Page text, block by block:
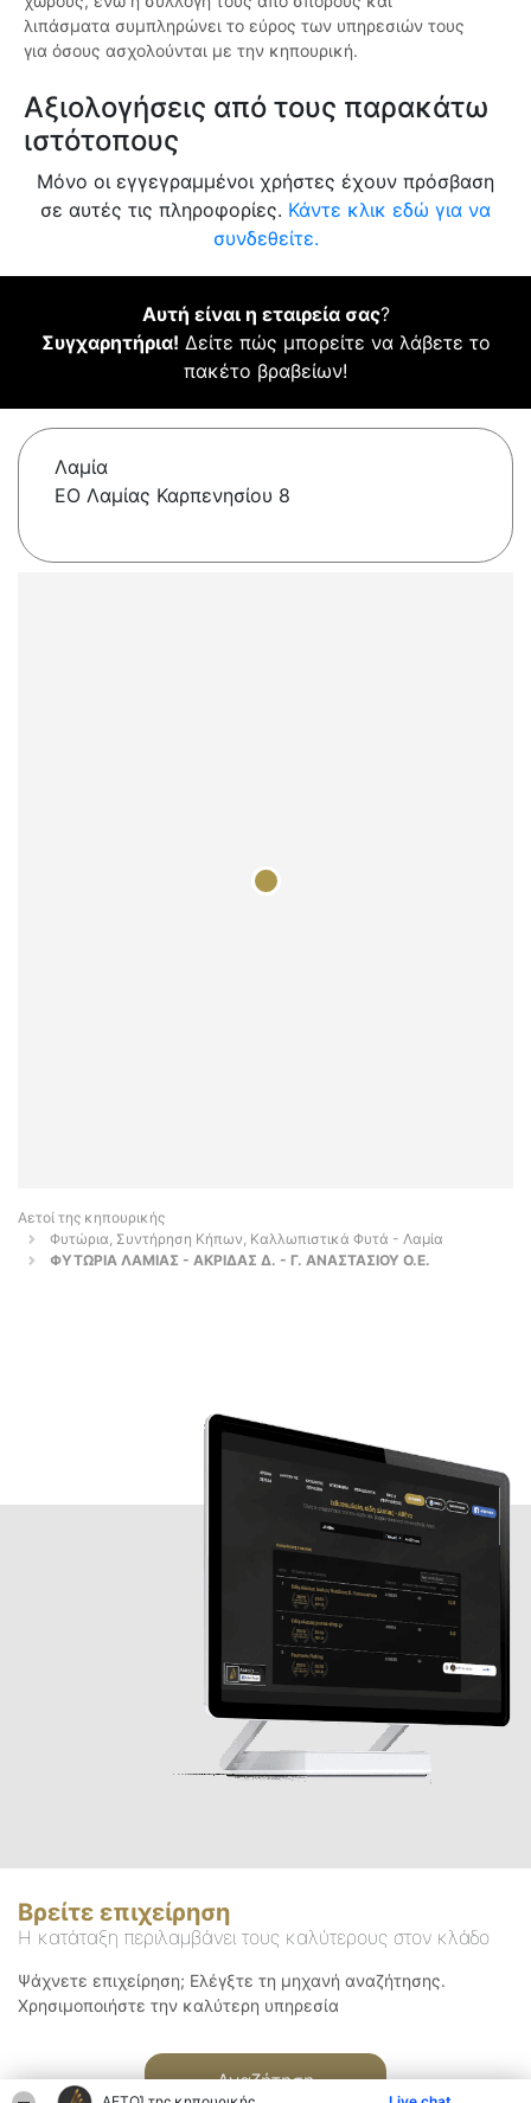
λιπάσματα συμπληρώνει το εύρος των υπηρεσιών τους
για όσους ασχολούνται με την κηπουρική.
Αξιολογήσεις από τους παρακάτω
ιστότοπους
Μόνο οι εγγεγραμμένοι χρήστες έχουν πρόσβαση
σε αυτές τις πληροφορίες. Κάντε κλικ εδώ για να
συνδεθείτε.
Αυτή είναι η εταιρεία σας?
Συγχαρητήρια! Δείτε πώς μπορείτε να λάβετε το
πακέτο βραβείων!
Λαμία
ΕΟ Λαμίας Καρπενησίου 8
Αετοί της κηπουρικής
Φυτώρια, Συντήρηση Κήπων, Καλλωπιστικά Φυτά - Λαμία
ΦΥΤΩΡΙΑ ΛΑΜΙΑΣ - ΑΚΡΙΔΑΣ Δ. - Γ. ΑΝΑΣΤΑΣΙΟΥ Ο.Ε.
Βρείτε επιχείρηση
Η κατάταξη περιλαμβάνει τους καλύτερους στον κλάδο
Ψάχνετε επιχείρηση; Ελέγξτε τη μηχανή αναζήτησης.
Χρησιμοποιήστε την καλύτερη υπηρεσία
Αναζήτηση